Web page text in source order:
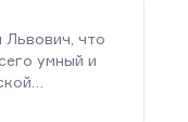
Львович, что
умный и